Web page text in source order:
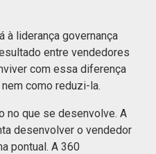
à liderança governança
entre vendedores
com essa diferença
como reduzi-la.
no que se desenvolve. A
desenvolver o vendedor
pontual. A 360